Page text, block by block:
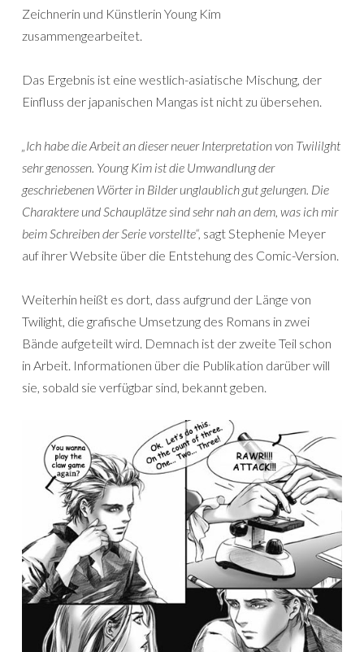
Zeichnerin und Künstlerin Young Kim
zusammengearbeitet.
Das Ergebnis ist eine westlich-asiatische Mischung, der
Einfluss der japanischen Mangas ist nicht zu übersehen.
„Ich habe die Arbeit an dieser neuer Interpretation von Twililght
sehr genossen. Young Kim ist die Umwandlung der
geschriebenen Wörter in Bilder unglaublich gut gelungen. Die
Charaktere und Schauplätze sind sehr nah an dem, was ich mir
beim Schreiben der Serie vorstellte“, sagt Stephenie Meyer
auf ihrer Website über die Entstehung des Comic-Version.
Weiterhin heißt es dort, dass aufgrund der Länge von
Twilight, die grafische Umsetzung des Romans in zwei
Bände aufgeteilt wird. Demnach ist der zweite Teil schon
in Arbeit. Informationen über die Publikation darüber will
sie, sobald sie verfügbar sind, bekannt geben.